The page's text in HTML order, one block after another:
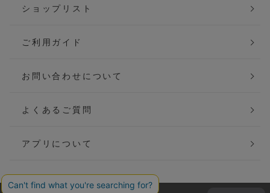
ショップリスト
ご利用ガイド
お問い合わせについて
よくあるご質問
アプリについて